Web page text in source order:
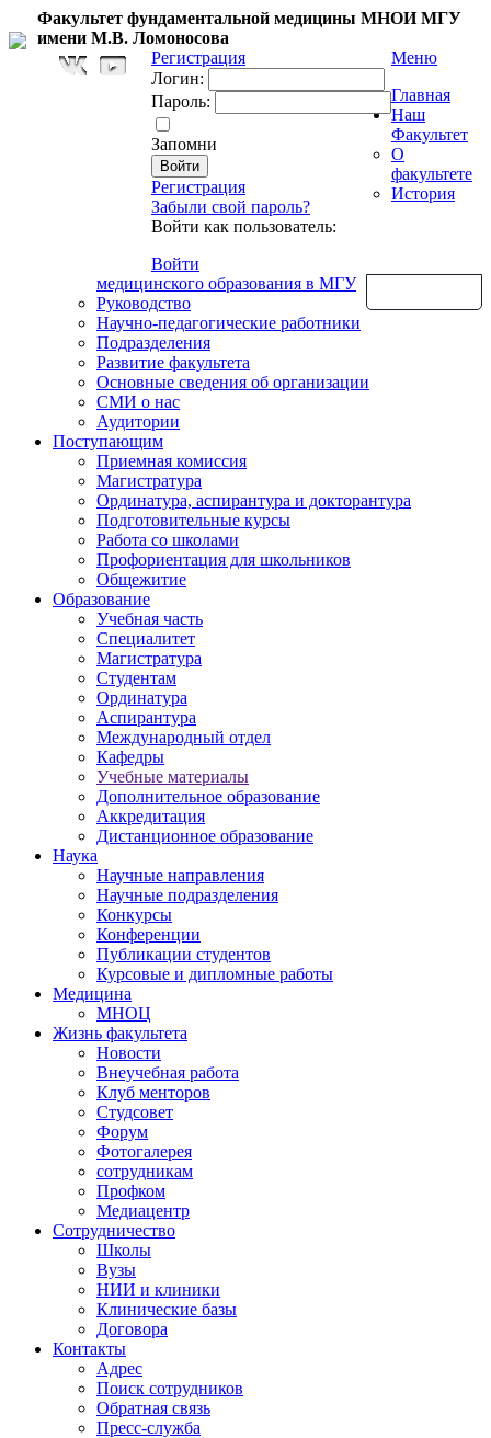
Факультет фундаментальной медицины МНОИ МГУ
имени М.В. Ломоносова
Регистрация
Логин:
Пароль:
Запомни
Регистрация
Забыли свой пароль?
Войти как пользователь:
Войти
Меню
Главная
Наш
Факультет
О
факультете
История
медицинского образования в МГУ
Руководство
Научно-педагогические работники
Подразделения
Развитие факультета
Основные сведения об организации
СМИ о нас
Аудитории
Поступающим
Приемная комиссия
Магистратура
Ординатура, аспирантура и докторантура
Подготовительные курсы
Работа со школами
Профориентация для школьников
Общежитие
Образование
Учебная часть
Специалитет
Магистратура
Студентам
Ординатура
Аспирантура
Международный отдел
Кафедры
Учебные материалы
Дополнительное образование
Аккредитация
Дистанционное образование
Наука
Научные направления
Научные подразделения
Конкурсы
Конференции
Публикации студентов
Курсовые и дипломные работы
Медицина
МНОЦ
Жизнь факультета
Новости
Внеучебная работа
Клуб менторов
Студсовет
Форум
Фотогалерея
сотрудникам
Профком
Медиацентр
Сотрудничество
Школы
Вузы
НИИ и клиники
Клинические базы
Договора
Контакты
Адрес
Поиск сотрудников
Обратная связь
Пресс-служба